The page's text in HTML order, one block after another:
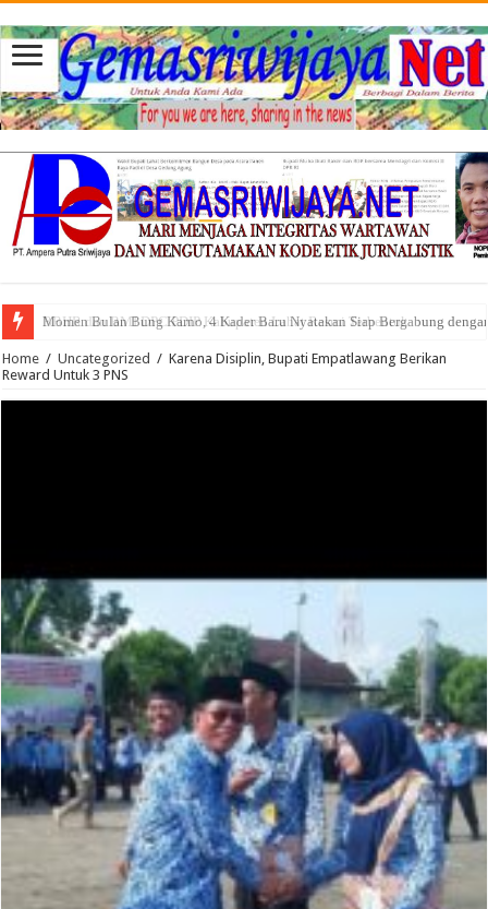
Momen Bulan Bung Karno, 4 Kader Baru Nyatakan Siap Bergabung
Home / Uncategorized / Karena Disiplin, Bupati Empatlawang Berikan
Reward Untuk 3 PNS